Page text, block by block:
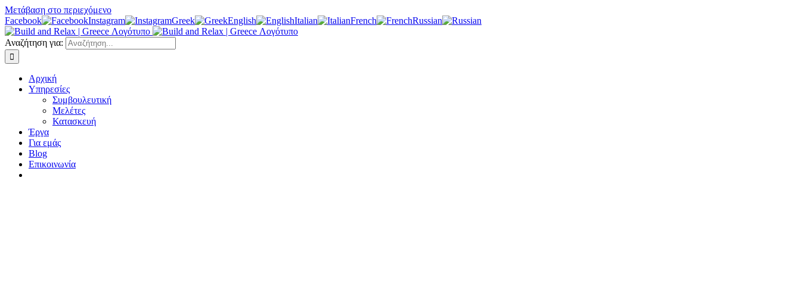
Μετάβαση στο περιεχόμενο
Facebook
Instagram Greek English Italian French Russian
Αναζήτηση για:
Αρχική
Υπηρεσίες
Συμβουλευτική
Μελέτες
Κατασκευή
Έργα
Για εμάς
Blog
Επικοινωνία